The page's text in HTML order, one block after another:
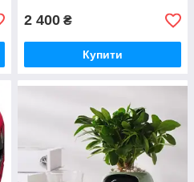
2 400 ₴
Купити